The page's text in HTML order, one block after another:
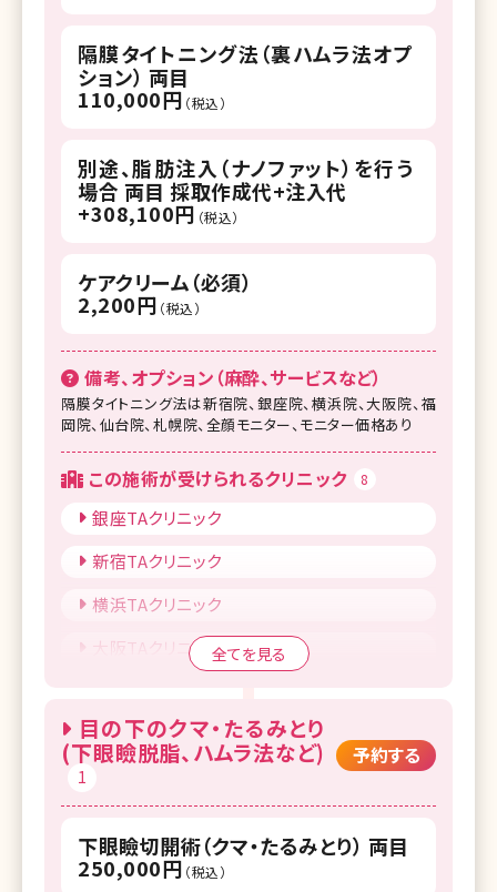
隔膜タイトニング法（裏ハムラ法オプ
ション） 両目
110,000円 （税込）
別途、脂肪注入（ナノファット）を行う
場合 両目 採取作成代+注入代
+308,100円 （税込）
ケアクリーム（必須）
2,200円 （税込）
備考、オプション（麻酔、サービスなど）
隔膜タイトニング法は新宿院、銀座院、横浜院、大阪院、福
岡院、仙台院、札幌院、全顔モニター、モニター価格あり
この施術が受けられるクリニック 8
銀座TAクリニック
新宿TAクリニック
横浜TAクリニック
大阪TAクリニック
福岡TAクリニック
全てを見る
目の下のクマ・たるみとり
(下眼瞼脱脂、ハムラ法など)
1
予約する
下眼瞼切開術（クマ・たるみとり） 両目
250,000円 （税込）